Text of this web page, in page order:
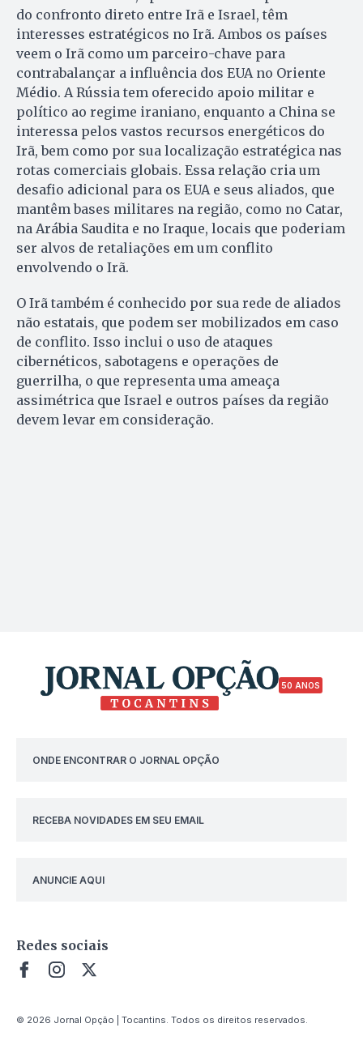
do confronto direto entre Irã e Israel, têm
interesses estratégicos no Irã. Ambos os países
veem o Irã como um parceiro-chave para
contrabalançar a influência dos EUA no Oriente
Médio. A Rússia tem oferecido apoio militar e
político ao regime iraniano, enquanto a China se
interessa pelos vastos recursos energéticos do
Irã, bem como por sua localização estratégica nas
rotas comerciais globais. Essa relação cria um
desafio adicional para os EUA e seus aliados, que
mantêm bases militares na região, como no Catar,
na Arábia Saudita e no Iraque, locais que poderiam
ser alvos de retaliações em um conflito
envolvendo o Irã.
O Irã também é conhecido por sua rede de aliados
não estatais, que podem ser mobilizados em caso
de conflito. Isso inclui o uso de ataques
cibernéticos, sabotagens e operações de
guerrilha, o que representa uma ameaça
assimétrica que Israel e outros países da região
devem levar em consideração.
50 ANOS
ONDE ENCONTRAR O JORNAL OPÇÃO
RECEBA NOVIDADES EM SEU EMAIL
ANUNCIE AQUI
Redes sociais
© 2026 Jornal Opção | Tocantins. Todos os direitos reservados.